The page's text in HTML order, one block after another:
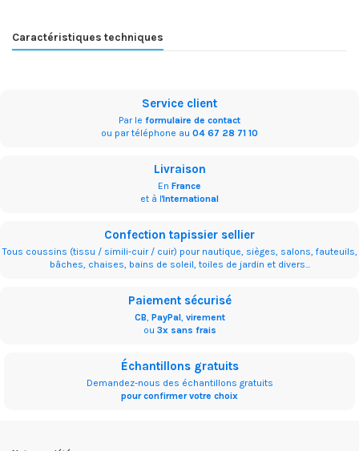
Caractéristiques techniques
Service client
Par le formulaire de contact
ou par téléphone au 04 67 28 71 10
Livraison
En France
et à l'International
Confection tapissier sellier
Tous coussins (tissu / simili-cuir / cuir) pour nautique, sièges, salons, fauteuils,
bâches, chaises, bains de soleil, toiles de jardin et divers...
Paiement sécurisé
CB, PayPal, virement
ou 3x sans frais
Échantillons gratuits
Demandez-nous des échantillons gratuits
pour confirmer votre choix